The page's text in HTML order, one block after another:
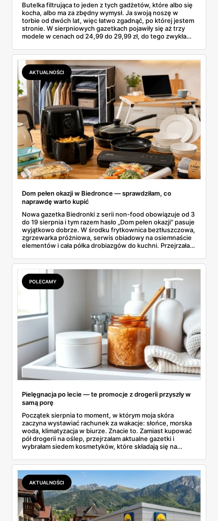
Butelka filtrująca to jeden z tych gadżetów, które albo się
kocha, albo ma za zbędny wymysł. Ja swoją noszę w
torbie od dwóch lat, więc łatwo zgadnąć, po której jestem
stronie. W sierpniowych gazetkach pojawiły się aż trzy
modele w cenach od 24,99 do 29,99 zł, do tego zwykła
wszystkie oferty i policzyłam, kiedy taki zakup faktycznie
się opłaca.
AKTUALNOŚCI
Dom pełen okazji w Biedronce — sprawdziłam, co
naprawdę warto kupić
Nowa gazetka Biedronki z serii non-food obowiązuje od 3
do 19 sierpnia i tym razem hasło „Dom pełen okazji" pasuje
wyjątkowo dobrze. W środku frytkownica beztłuszczowa,
zgrzewarka próżniowa, serwis obiadowy na osiemnaście
elementów i cała półka drobiazgów do kuchni. Przejrzałam
się przy półce z samego rana.
POLECAMY
Pielęgnacja po lecie — te promocje z drogerii przyszły w
samą porę
Początek sierpnia to moment, w którym moja skóra
zaczyna wystawiać rachunek za wakacje: słońce, morska
woda, klimatyzacja w biurze. Znacie to. Zamiast kupować
pół drogerii na oślep, przejrzałam aktualne gazetki i
wybrałam siedem kosmetyków, które składają się na
dermokosmetyki Vichy. Wszystkie ceny sprawdziłam w
ofertach, terminy też.
AKTUALNOŚCI